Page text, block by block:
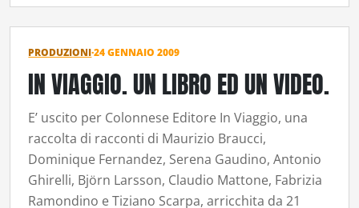
PRODUZIONI·24 GENNAIO 2009
IN VIAGGIO. UN LIBRO ED UN VIDEO.
E’ uscito per Colonnese Editore In Viaggio, una
raccolta di racconti di Maurizio Braucci,
Dominique Fernandez, Serena Gaudino, Antonio
Ghirelli, Björn Larsson, Claudio Mattone, Fabrizia
Ramondino e Tiziano Scarpa, arricchita da 21